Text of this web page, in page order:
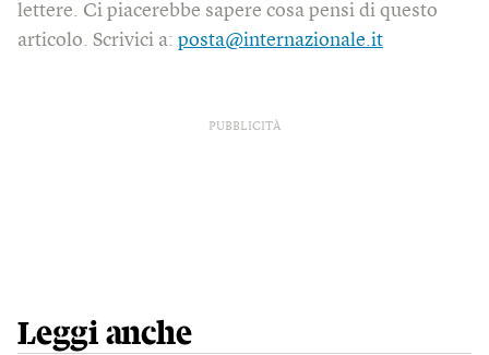
lettere. Ci piacerebbe sapere cosa pensi di questo
articolo. Scrivici a: posta@internazionale.it
PUBBLICITÀ
Leggi anche